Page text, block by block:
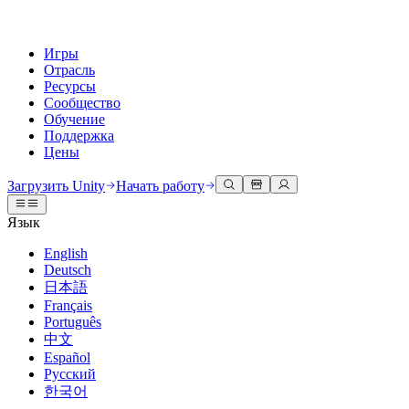
Игры
Отрасль
Ресурсы
Сообщество
Обучение
Поддержка
Цены
Движок Unity
Создавайте 2D и 3D игры для любой платформы
Совместная работа
Сотрудничайте и быстро вносите изменения с вашей командой
Загрузить Unity
Тарифы и цены
Развертывание
Многоплатформенность
3D сотрудничество
Создавайте и просматривайте 3D проекты в реальном времени
Иммерсивное обучение
Обучение в иммерсивных средах
Пользовательские опыты
Создавайте интерактивные 3D опыты
Отрасли
Производство
Документация
Инструменты для разработчиков
Версии релизов и трекер проблем
План развития
Обзор предстоящих функций
Глоссарий
Обсуждения
События
Глобальные и местные события
Истории сообщества
Made with Unity
Показ Unity-креаторов
Unity Learn
Освойте навыки Unity бесплатно
Профессиональное обучение
Повышайте уровень своей команды с тренерами Unity
Не использовали Unity раньше
С чего начать
Приступите к обучению
Основные пути Unity
Получить помощь
Помогаем вам добиться успеха с Unity
Планы успеха
Достигайте своих целей быстрее с помощью экспертов
FAQ
Ответы на часто задаваемые вопросы
Связаться с нами
Свяжитесь с нашей командой
Загрузить Unity Начать работу
Язык
English
Deutsch
日本語
Français
Português
中文
Español
Русский
한국어